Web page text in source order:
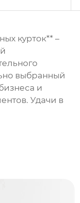
курток** –
выбранный
и
Удачи в